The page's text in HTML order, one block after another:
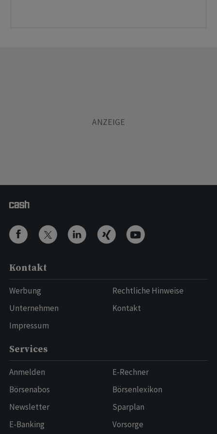
Kontakt
Werbung
Unternehmen
Impressum
Rechtliche Hinweise
Kontakt
Services
Anmelden
Börsenabos
Newsletter
E-Banking
E-Rechner
Börsenlexikon
Sparplan
Vorsorge